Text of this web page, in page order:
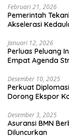
Februari 21, 2026
Pemerintah
Akselerasi
Januari 12, 2026
Perluas Peluang
Empat Agenda
Desember 10, 2025
Perkuat
Dorong Ekspor
Desember 3, 2025
Asuransi BMN
Diluncurkan